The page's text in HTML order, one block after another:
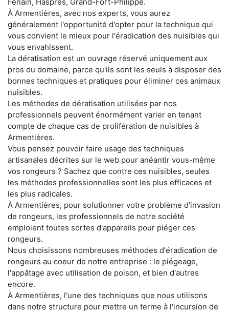
À Armentières, avec nos experts, vous aurez
généralement l'opportunité d'opter pour la technique qui
vous convient le mieux pour l'éradication des nuisibles qui
vous envahissent.
La dératisation est un ouvrage réservé uniquement aux
pros du domaine, parce qu'ils sont les seuls à disposer des
bonnes techniques et pratiques pour éliminer ces animaux
nuisibles.
Les méthodes de dératisation utilisées par nos
professionnels peuvent énormément varier en tenant
compte de chaque cas de prolifération de nuisibles à
Armentières.
Vous pensez pouvoir faire usage des techniques
artisanales décrites sur le web pour anéantir vous-même
vos rongeurs ? Sachez que contre ces nuisibles, seules
les méthodes professionnelles sont les plus efficaces et
les plus radicales.
À Armentières, pour solutionner votre problème d'invasion
de rongeurs, les professionnels de notre société
emploient toutes sortes d'appareils pour piéger ces
rongeurs.
Nous choisissons nombreuses méthodes d'éradication de
rongeurs au coeur de notre entreprise : le piégeage,
l'appâtage avec utilisation de poison, et bien d'autres
encore.
À Armentières, l'une des techniques que nous utilisons
dans notre structure pour mettre un terme à l'incursion de